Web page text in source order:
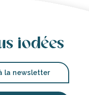
iodées
la newsletter